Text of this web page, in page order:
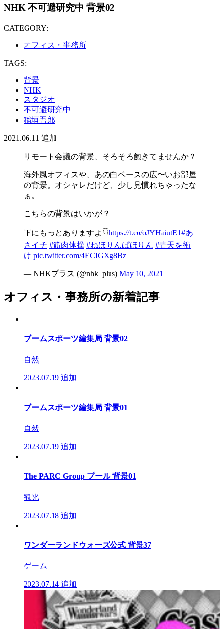
NHK 不可避研究中 背景02
CATEGORY:
オフィス・事務所
TAGS:
背景
NHK
スタジオ
不可避研究中
稲垣吾郎
2021.06.11 追加
リモート会議の背景、そろそろ飽きてませんか？
海外風オフィスや、あの白ベースの広〜いお部屋
の背景。オシャレだけど、少し見慣れちゃったな
ぁ。
こちらの背景はいかが？
下にもっとありますよ👇https://t.co/oJYHaiutE1#あ
さイチ #筋肉体操 #ねほりんぱほりん #青天を衝
け pic.twitter.com/4ECIGXg8Bz
— NHKプラス (@nhk_plus) May 10, 2021
オフィス・事務所の新着記事
ブームスポーツ編集局 背景02
自然
2023.07.19 追加
ブームスポーツ編集局 背景01
自然
2023.07.19 追加
The PARC Group プール 背景01
観光
2023.07.18 追加
ワンダーランドウォーズ公式 背景37
ゲーム
2023.07.14 追加